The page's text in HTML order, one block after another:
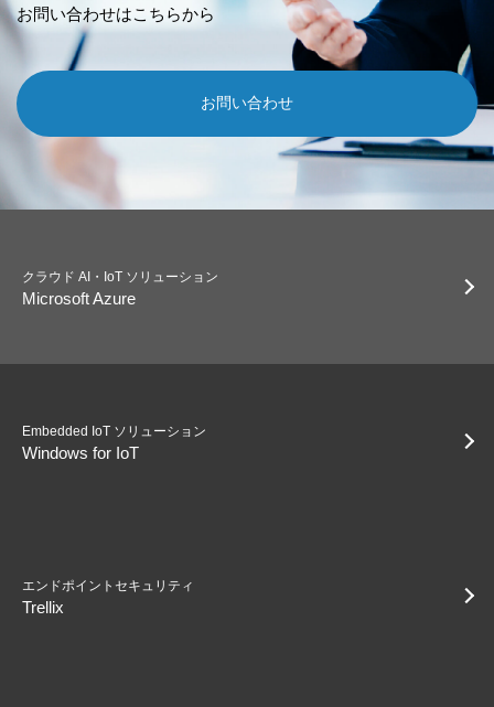
お問い合わせはこちらから
お問い合わせ
クラウド AI・IoT ソリューション
Microsoft Azure
Embedded IoT ソリューション
Windows for IoT
エンドポイントセキュリティ
Trellix